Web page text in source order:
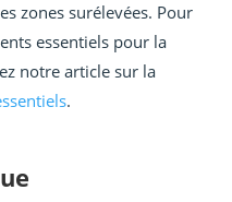
zones surélevées. Pour
essentiels pour la
notre article sur la
.